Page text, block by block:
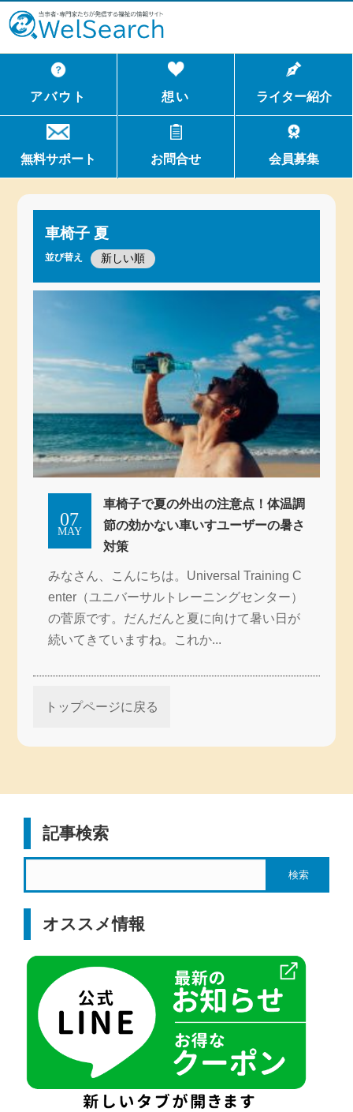
WelSerch
アバウト 想い ライター紹介
無料サポート お問合せ 会員募集
車椅子 夏
並び替え
MAY
07
車椅子で夏の外出の注意点！体温調
節の効かない車いすユーザーの暑さ
対策
みなさん、こんにちは。Universal Training C
enter（ユニバーサルトレーニングセンター）
の菅原です。だんだんと夏に向けて暑い日が
続いてきていますね。これか...
トップページに戻る
記事検索
オススメ情報